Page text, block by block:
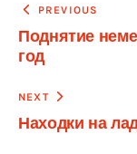
Навигация
по
записям
PREVIOUS
Поднятие
год
NEXT
Находки на